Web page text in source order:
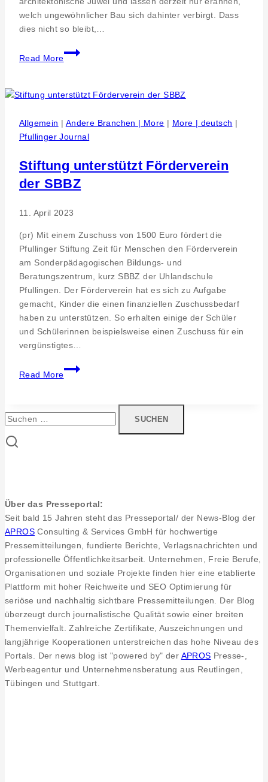
welch ungewöhnlicher Bau sich dahinter verbirgt. Dass
dies nicht so bleibt,…
Read More
Schreibwettbewerb
–
für
Laiblinpavillon
Allgemein | Andere Branchen | More | More | deutsch |
Pfullinger Journal
Stiftung unterstützt Förderverein
der SBBZ
11. April 2023
(pr) Mit einem Zuschuss von 1500 Euro fördert die
Pfullinger Stiftung Zeit für Menschen den Förderverein
am Sonderpädagogischen Bildungs- und
Beratungszentrum, kurz SBBZ der Uhlandschule
Pfullingen. Der Förderverein hat es sich zu Aufgabe
gemacht, Kinder die einen finanziellen Zuschussbedarf
haben zu unterstützen. So erhalten einige der Schüler
und Schülerinnen beispielsweise einen Zuschuss für ein
vergünstigtes…
Read More
Stiftung
unterstützt
Suchen
nach:
Über das Presseportal:
Seit bald 15 Jahren steht das Presseportal/ der News-Blog der
APROS Consulting & Services GmbH für hochwertige
Pressemitteilungen, fundierte Berichte, Verlagsnachrichten und
professionelle Öffentlichkeitsarbeit. Unternehmen, Freie Berufe,
Organisationen und soziale Projekte finden hier eine etablierte
Plattform mit hoher Reichweite und SEO Optimierung für
seriöse und nachhaltig sichtbare Pressemitteilungen. Der Blog
überzeugt durch journalistische Qualität sowie einer breiten
Themenvielfalt. Zahlreiche Zertifikate, Auszeichnungen und
langjährige Kooperationen unterstreichen das hohe Niveau des
Portals. Der news blog ist "powered by" der APROS Presse-,
Werbeagentur und Unternehmensberatung aus Reutlingen,
Tübingen und Stuttgart.